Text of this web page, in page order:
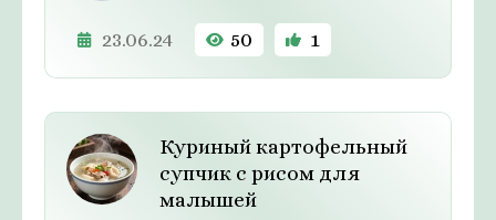
23.06.24 50 1
Куриный картофельный
супчик с рисом для
малышей